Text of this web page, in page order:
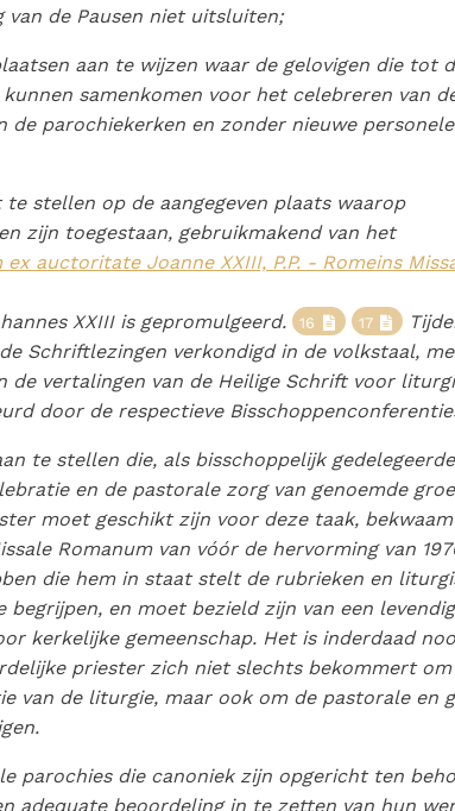
van de Pausen niet uitsluiten;
aan te wijzen waar de gelovigen die tot
samenkomen voor het celebreren van
de parochiekerken en zonder nieuwe
te stellen op de aangegeven plaats waarop
zijn toegestaan, gebruikmakend van het
ex auctoritate Joanne XXIII, P.P. - Romeins
XXIII is gepromulgeerd.
16 17
Schriftlezingen verkondigd in de volkstaal,
de vertalingen van de Heilige Schrift voor
door de respectieve
te stellen die, als bisschoppelijk
en de pastorale zorg van genoemde
moet geschikt zijn voor deze taak,
Romanumvan vóór de hervorming van
die hem in staat stelt de rubrieken en
begrijpen, en moet bezield zijn van een
kerkelijke gemeenschap. Het is inderdaad
priester zich niet slechts bekommert om
van de liturgie, maar ook om de pastorale en
parochies die canoniek zijn opgericht ten
adequate beoordeling in te zetten van hun